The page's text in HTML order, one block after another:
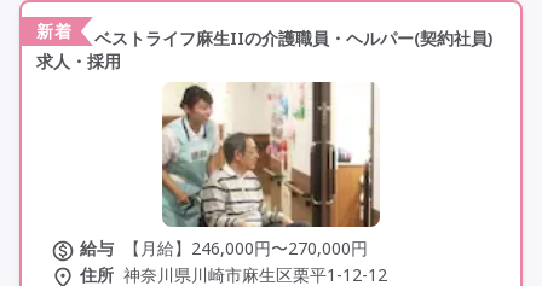
資格取得支援
研修制度あり
新着
ベストライフ麻生IIの介護職員・ヘルパー(契約社員)
求人・採用
給与
【月給】246,000円〜270,000円
住所 神奈川県川崎市麻生区栗平1-12-12